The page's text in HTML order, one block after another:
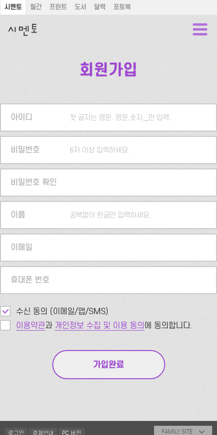
시멘토 월간 프린트 도서 달력 포토북
회원가입
아이디 첫 글자는 영문. 영문,숫자,_만 입력.
비밀번호 6자 이상 입력하세요.
비밀번호 확인
이름 공백없이 한글만 입력하세요.
이메일
휴대폰 번호
수신 동의 (이메일/앱/SMS)
이용약관과 개인정보 수집 및 이용 동의에 동의합니다.
로그인 결제안내 PC 버전 FAMILY SITE